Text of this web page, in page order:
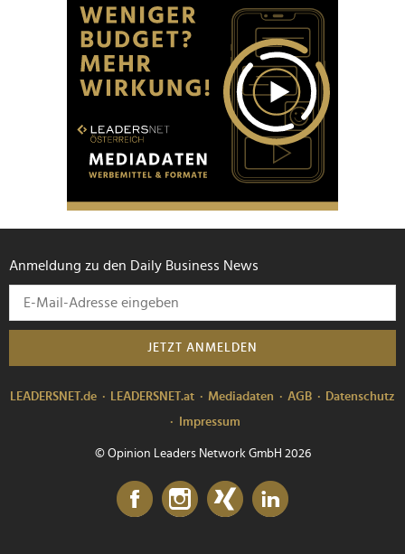
Anmeldung zu den Daily Business News
JETZT ANMELDEN
LEADERSNET.de LEADERSNET.at Mediadaten AGB
Datenschutz
Impressum
© Opinion Leaders Network GmbH 2026